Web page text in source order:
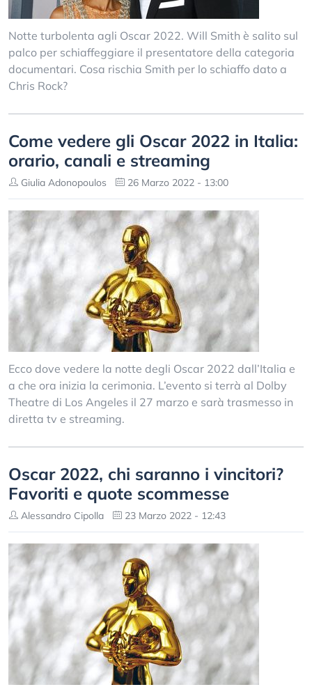
Notte turbolenta agli Oscar 2022. Will Smith è salito sul
palco per schiaffeggiare il presentatore della categoria
documentari. Cosa rischia Smith per lo schiaffo dato a
Chris Rock?
Come vedere gli Oscar 2022 in Italia:
orario, canali e streaming
Giulia Adonopoulos 26 Marzo 2022 - 13:00
Ecco dove vedere la notte degli Oscar 2022 dall’Italia e
a che ora inizia la cerimonia. L’evento si terrà al Dolby
Theatre di Los Angeles il 27 marzo e sarà trasmesso in
diretta tv e streaming.
Oscar 2022, chi saranno i vincitori?
Favoriti e quote scommesse
Alessandro Cipolla 23 Marzo 2022 - 12:43